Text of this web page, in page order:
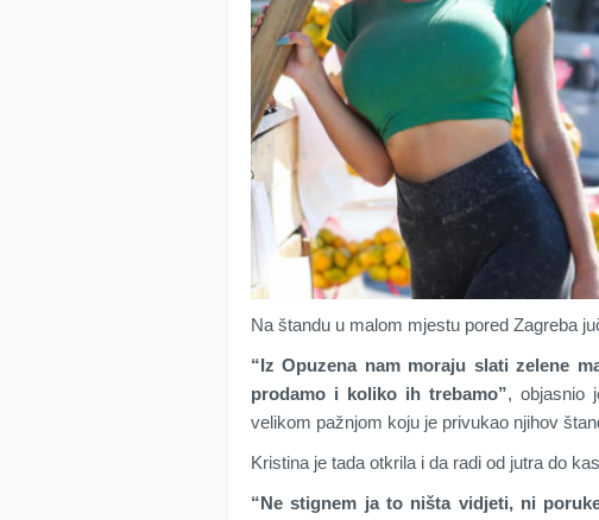
Na štandu u malom mjestu pored Zagreba
“Iz Opuzena nam moraju slati zelene
prodamo i koliko ih trebamo”, objasnio
velikom pažnjom koju je privukao njihov
Kristina je tada otkrila i da radi od jutra do
“Ne stignem ja to ništa vidjeti, ni